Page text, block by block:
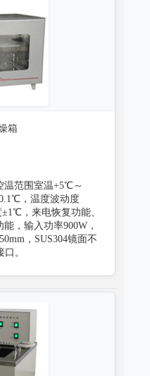
箱
温范围室温+5℃～
，温度波动度
，来电恢复功能、
，输入功率900W，
，SUS304镜面不
。